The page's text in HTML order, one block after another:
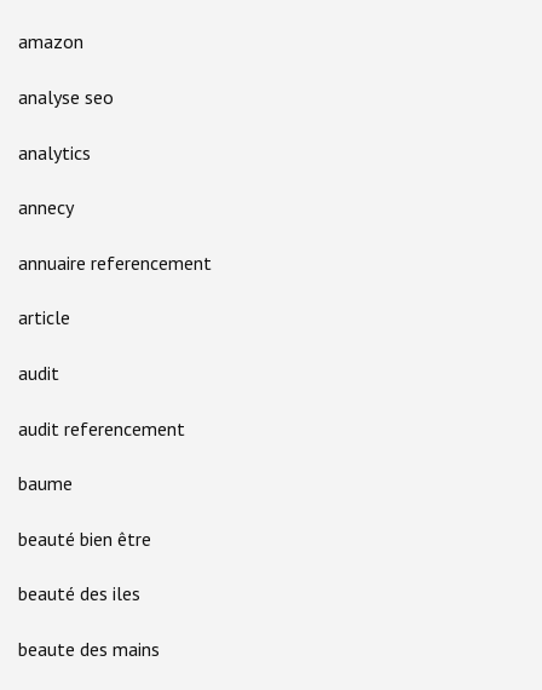
amazon
analyse seo
analytics
annecy
annuaire referencement
article
audit
audit referencement
baume
beauté bien être
beauté des iles
beaute des mains